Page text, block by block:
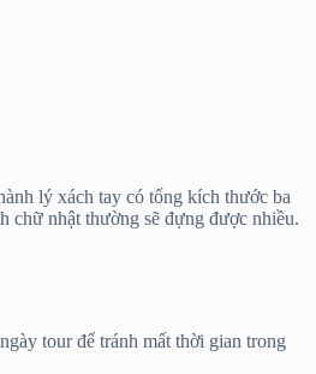
lý xách tay có tổng kích thước ba
chữ nhật thường sẽ đựng được nhiều.
tour để tránh mất thời gian trong